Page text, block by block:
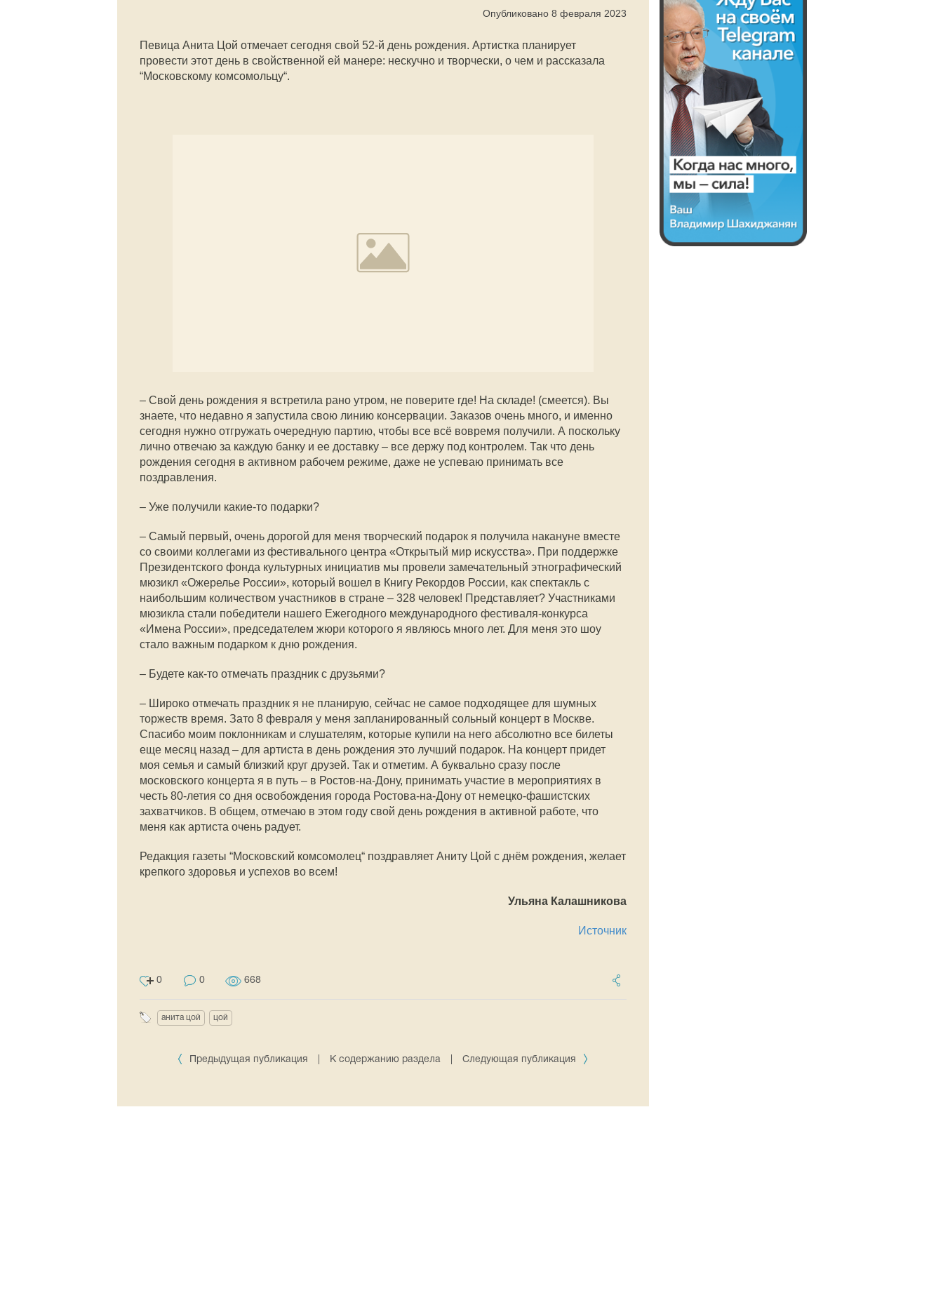
Опубликовано 8 февраля 2023
Певица Анита Цой отмечает сегодня свой 52-й день рождения. Артистка планирует
провести этот день в свойственной ей манере: нескучно и творчески, о чем и рассказала
“Московскому комсомольцу“.
– Свой день рождения я встретила рано утром, не поверите где! На складе! (смеется). Вы
знаете, что недавно я запустила свою линию консервации. Заказов очень много, и именно
сегодня нужно отгружать очередную партию, чтобы все всё вовремя получили. А поскольку
лично отвечаю за каждую банку и ее доставку – все держу под контролем. Так что день
рождения сегодня в активном рабочем режиме, даже не успеваю принимать все
поздравления.
– Уже получили какие-то подарки?
– Самый первый, очень дорогой для меня творческий подарок я получила накануне вместе
со своими коллегами из фестивального центра «Открытый мир искусства». При поддержке
Президентского фонда культурных инициатив мы провели замечательный этнографический
мюзикл «Ожерелье России», который вошел в Книгу Рекордов России, как спектакль с
наибольшим количеством участников в стране – 328 человек! Представляет? Участниками
мюзикла стали победители нашего Ежегодного международного фестиваля-конкурса
«Имена России», председателем жюри которого я являюсь много лет. Для меня это шоу
стало важным подарком к дню рождения.
– Будете как-то отмечать праздник с друзьями?
– Широко отмечать праздник я не планирую, сейчас не самое подходящее для шумных
торжеств время. Зато 8 февраля у меня запланированный сольный концерт в Москве.
Спасибо моим поклонникам и слушателям, которые купили на него абсолютно все билеты
еще месяц назад – для артиста в день рождения это лучший подарок. На концерт придет
моя семья и самый близкий круг друзей. Так и отметим. А буквально сразу после
московского концерта я в путь – в Ростов-на-Дону, принимать участие в мероприятиях в
честь 80-летия со дня освобождения города Ростова-на-Дону от немецко-фашистских
захватчиков. В общем, отмечаю в этом году свой день рождения в активной работе, что
меня как артиста очень радует.
Редакция газеты “Московский комсомолец“ поздравляет Аниту Цой с днём рождения, желает
крепкого здоровья и успехов во всем!
Ульяна Калашникова
Источник
0 0 668
анита цой цой
Предыдущая публикация К содержанию раздела Следующая публикация